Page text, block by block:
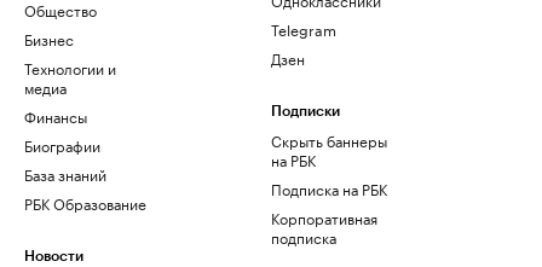
Общество
Бизнес
Технологии и
медиа
Финансы
Биографии
База знаний
РБК Образование
Новости
Telegram
Дзен
Подписки
Скрыть баннеры
на РБК
Подписка на РБК
Корпоративная
подписка